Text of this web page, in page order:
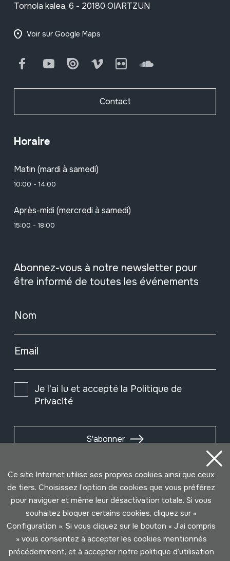
Tornola kalea, 6 - 20180 OIARTZUN
Voir sur Google Maps
FacebookYoutube Issuu Vimeo Flickr SoundCloud
Contact
Horaire
Matin (mardi à samedi)
10:00 - 14:00
Après-midi (mercredi à samedi)
15:00 - 18:00
Abonnez-vous à notre newsletter pour
être informé de toutes les événements
Nom
Email
Je l'ai lu et accepté la Politique de
Privacité
S'abonner
Ce site Internet utilise ses propres cookies ainsi que ceux
de tiers. Choisissez l’option de cookies que vous préférez
pour naviguer et même leur désactivation totale. Si vous
souhaitez bloquer certains cookies, cliquez sur «
Configuration ». Si vous cliquez sur le bouton « J’ai compris
» vous consentez à accepter les cookies mentionnés
précédemment, et à accepter notre politique d’utilisation